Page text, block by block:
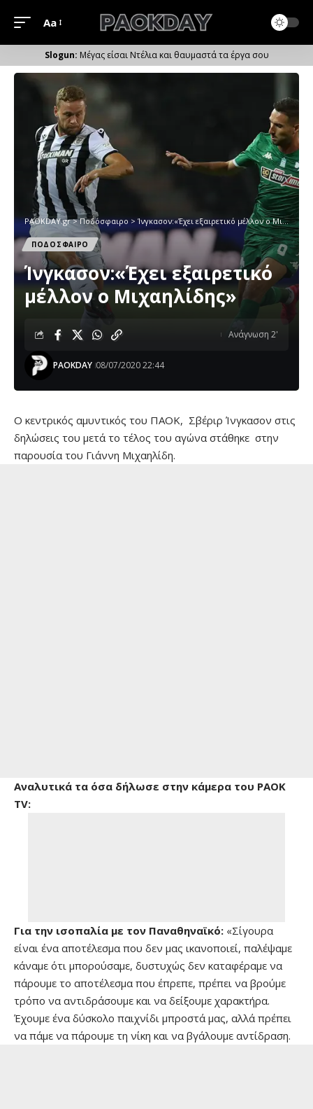
Μέγεθος
Γραμματοσειράς
Aa
Μέγας είσαι Ντέλια και θαυμαστά τα έργα σου
PAOKDAY.gr>Ποδόσφαιρο>Ίνγκασον:«Έχει εξαιρετικό μέλλον ο Μιχαηλίδης»
ΠΟΔΟΣΦΑΙΡΟ
Ίνγκασον:«Έχει εξαιρετικό
μέλλον ο Μιχαηλίδης»
PAOKDAY 08/07/2020 22:44
Ανάγνωση 2'
Ο κεντρικός αμυντικός του ΠΑΟΚ, Σβέριρ Ίνγκασον στις
δηλώσεις του μετά το τέλος του αγώνα στάθηκε στην
παρουσία του Γιάννη Μιχαηλίδη.
Αναλυτικά τα όσα δήλωσε στην κάμερα του PAOK
TV:
Για την ισοπαλία με τον Παναθηναϊκό: «Σίγουρα
είναι ένα αποτέλεσμα που δεν μας ικανοποιεί, παλέψαμε
κάναμε ότι μπορούσαμε, δυστυχώς δεν καταφέραμε να
πάρουμε το αποτέλεσμα που έπρεπε, πρέπει να βρούμε
τρόπο να αντιδράσουμε και να δείξουμε χαρακτήρα.
Έχουμε ένα δύσκολο παιχνίδι μπροστά μας, αλλά πρέπει
να πάμε να πάρουμε τη νίκη και να βγάλουμε αντίδραση.